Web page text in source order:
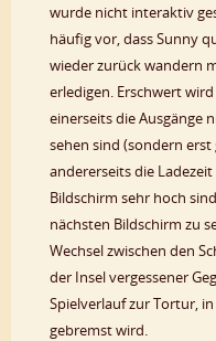
wurde nicht interaktiv
häufig vor, dass Sunny
wieder zurück wandern
erledigen. Erschwert
einerseits die Ausgänge
sehen sind (sondern
andererseits die
Bildschirm sehr hoch
nächsten Bildschirm zu
Wechsel zwischen den
der Insel vergessener
Spielverlauf zur Tortur,
gebremst wird.